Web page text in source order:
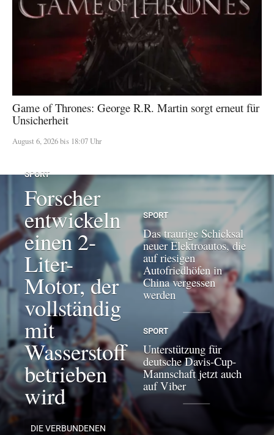
Game of Thrones: George R.R. Martin sorgt erneut für
Unsicherheit
August 6, 2026 bis 18:07 Uhr
SPORT
Forscher
entwickeln
einen 2-
Liter-
Motor, der
vollständig
mit
Wasserstoff
betrieben
wird
DIE VERBUNDENEN
SPORT
Das traurige Schicksal
neuer Elektroautos, die
auf riesigen
Autofriedhöfen in
China vergessen
werden
SPORT
Unterstützung für
deutsche Davis-Cup-
Mannschaft jetzt auch
auf Viber